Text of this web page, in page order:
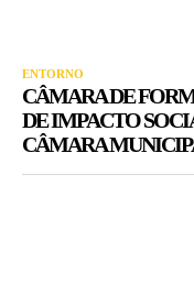
ENTORNO
CÂMARA DE
DE IMPACTO
CÂMARA